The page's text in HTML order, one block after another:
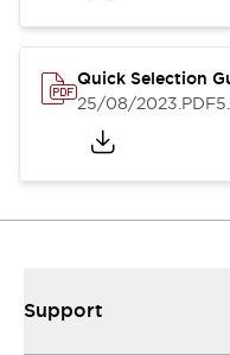
Quick Selection
25/08/2023.PDF
Support